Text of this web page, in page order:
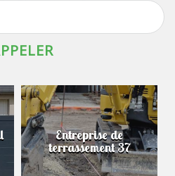
Entreprise de
terrassement 37